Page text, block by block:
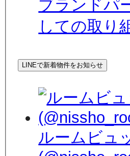
ブランドパ
しての取り
LINEで新着物件をお知らせ
ルームビュ